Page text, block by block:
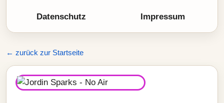
Datenschutz Impressum
← zurück zur Startseite